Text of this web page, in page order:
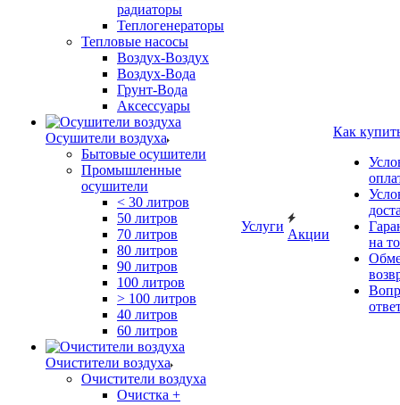
радиаторы
Теплогенераторы
Тепловые насосы
Воздух-Воздух
Воздух-Вода
Грунт-Вода
Аксессуары
Осушители воздуха
Бытовые осушители
Промышленные
осушители
< 30 литров
50 литров
70 литров
80 литров
90 литров
100 литров
> 100 литров
40 литров
60 литров
Очистители воздуха
Очистители воздуха
Очистка +
Услуги
Акции
Как
на